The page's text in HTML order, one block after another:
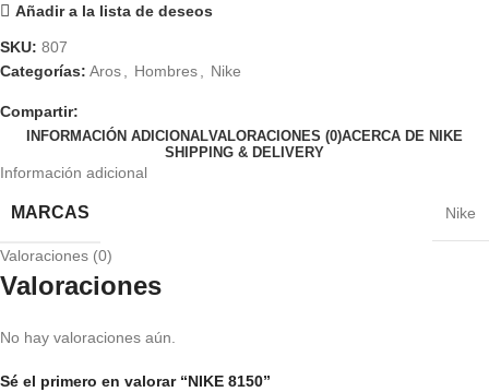
Añadir a la lista de deseos
SKU: 807
Categorías: Aros Hombres Nike
Compartir:
INFORMACIÓN ADICIONALVALORACIONES (0)ACERCA DE NIKE
SHIPPING & DELIVERY
Información adicional
MARCAS Nike
Valoraciones (0)
Valoraciones
No hay valoraciones aún.
Sé el primero en valorar “NIKE 8150”